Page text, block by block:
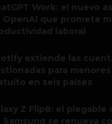
Work: el nuevo
OpenAI que promete
laboral
extiende las
para
en seis países
Z Flip8: el plegable
Samsung se renueva